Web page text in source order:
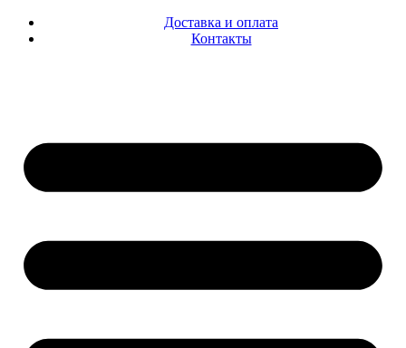
Доставка и оплата
Контакты